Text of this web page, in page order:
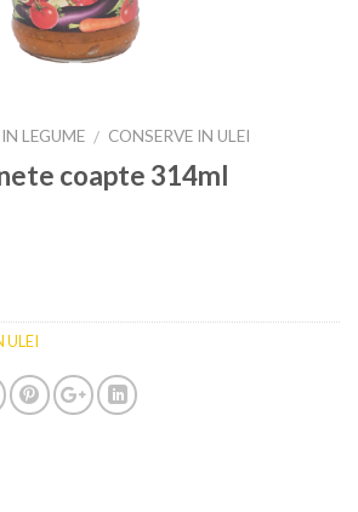
LEGUME / CONSERVE IN ULEI
coapte 314ml
ULEI